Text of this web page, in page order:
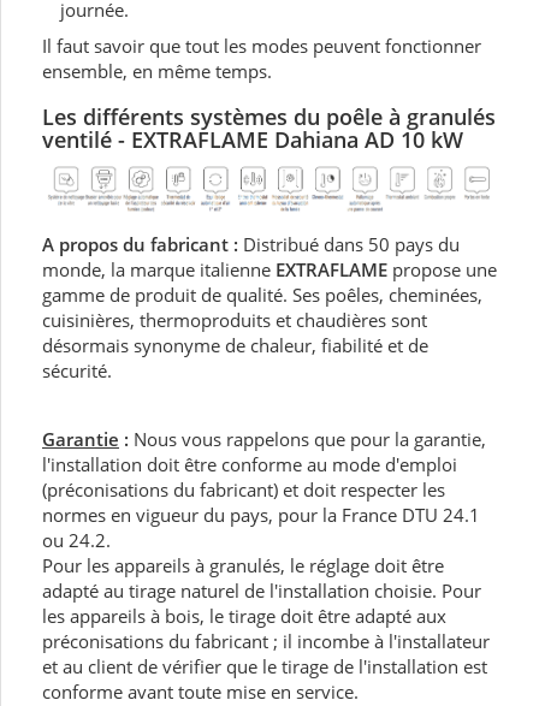
journée.
Il faut savoir que tout les modes peuvent fonctionner
ensemble, en même temps.
Les différents systèmes du poêle à granulés
ventilé - EXTRAFLAME Dahiana AD 10 kW
A propos du fabricant : Distribué dans 50 pays du
monde, la marque italienne EXTRAFLAME propose une
gamme de produit de qualité. Ses poêles, cheminées,
cuisinières, thermoproduits et chaudières sont
désormais synonyme de chaleur, fiabilité et de
sécurité.
Garantie : Nous vous rappelons que pour la garantie,
l'installation doit être conforme au mode d'emploi
(préconisations du fabricant) et doit respecter les
normes en vigueur du pays, pour la France DTU 24.1
ou 24.2.
Pour les appareils à granulés, le réglage doit être
adapté au tirage naturel de l'installation choisie. Pour
les appareils à bois, le tirage doit être adapté aux
préconisations du fabricant ; il incombe à l'installateur
et au client de vérifier que le tirage de l'installation est
conforme avant toute mise en service.